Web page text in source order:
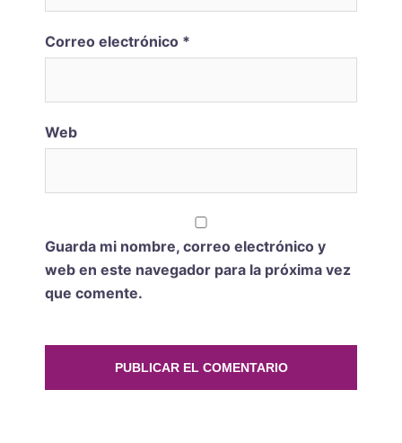
Correo electrónico *
Web
Guarda mi nombre, correo electrónico y
web en este navegador para la próxima vez
que comente.